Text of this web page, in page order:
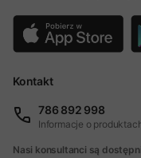
Kontakt
786 892 998
Informacje o
Nasi konsultanci są